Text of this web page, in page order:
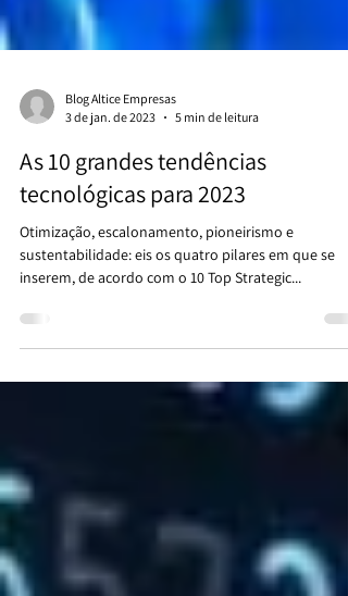
Blog Altice Empresas
3 de jan. de 2023
5 min de leitura
As 10 grandes tendências
tecnológicas para 2023
Otimização, escalonamento, pioneirismo e